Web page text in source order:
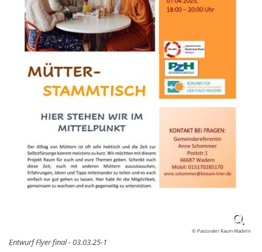
© Pastoraler Raum Wadern
Entwurf Flyer final - 03.03.25-1